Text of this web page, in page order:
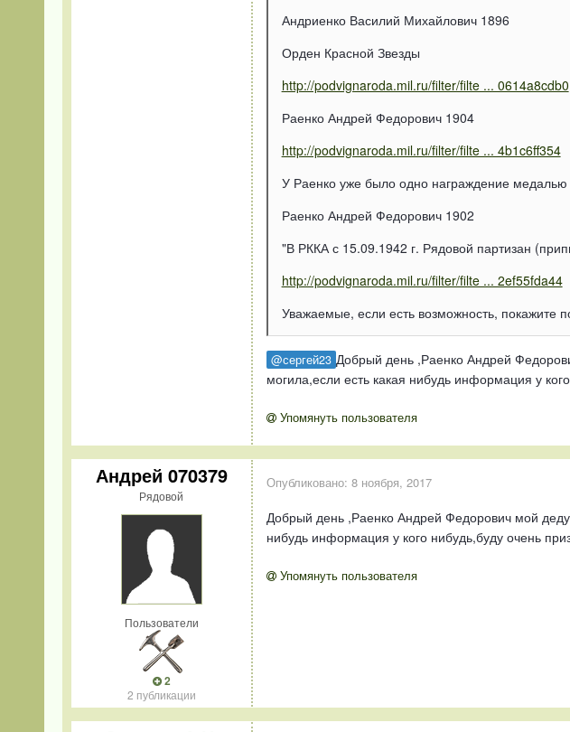
Андриенко Василий Михайлович 1896
Орден Красной Звезды
http://podvignaroda.mil.ru/filter/filte ... 0614a8cdb0
Раенко Андрей Федорович 1904
http://podvignaroda.mil.ru/filter/filte ... 4b1c6ff354
У Раенко уже было одно награждение медалью
Раенко Андрей Федорович 1902
"В РККА с 15.09.1942 г. Рядовой партизан
http://podvignaroda.mil.ru/filter/filte ... 2ef55fda44
Уважаемые, если есть возможность, покажите
@сергей23 Добрый день ,Раенко Андрей
могила,если есть какая нибудь информация у
Упомянуть пользователя
Андрей 070379
Рядовой
Пользователи
2
2 публикации
Опубликовано: 8 ноября, 2017
Добрый день ,Раенко Андрей Федорович мой
нибудь информация у кого нибудь,буду очень
Упомянуть пользователя